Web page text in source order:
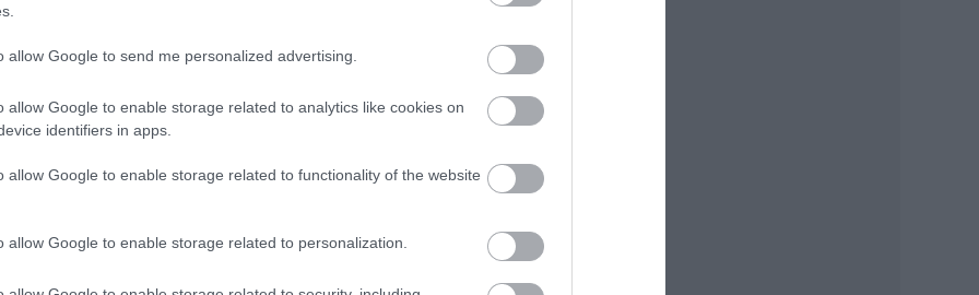
allow Google to send me personalized advertising.
allow Google to enable storage related to analytics like cookies on
identifiers in apps.
allow Google to enable storage related to functionality of the website
allow Google to enable storage related to personalization.